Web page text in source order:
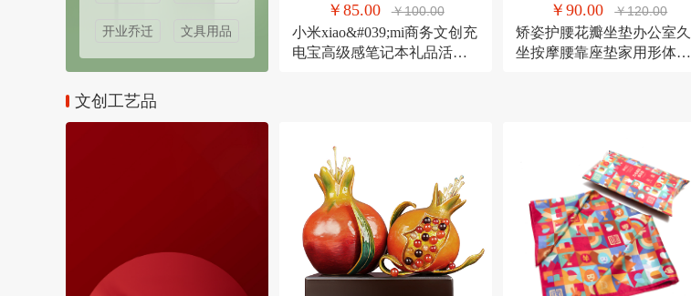
开业乔迁 文具用品
￥85.00 ￥100.00
小米xiao&#039;mi商务文创充
电宝高级感笔记本礼品活动
￥90.00 ￥120.00
矫姿护腰花瓣坐垫办公室久
坐按摩腰靠座垫家用形体矫
文创工艺品